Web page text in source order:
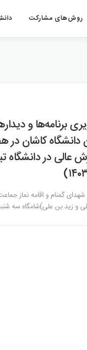
روش‌های مشارکت
برنامه‌ها و
دانشگاه کاشان
گمنام و اقامه نماز
علی)شامگاه سه شنبه ۲۵ اردیبهشت ۱۴۰۳